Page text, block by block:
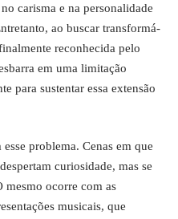
carisma e na personalidade
ao buscar transformá-
reconhecida pelo
em uma limitação
para sustentar essa extensão
problema. Cenas em que
curiosidade, mas se
mesmo ocorre com as
musicais, que